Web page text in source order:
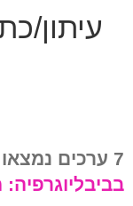
עיתון/
7 ערכים נמצאו בהקשר לנושא:
בביבליוגרפיה: